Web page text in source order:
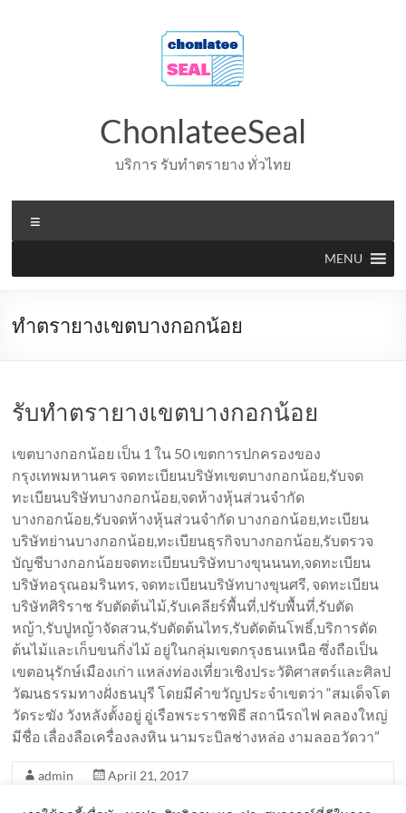
ChonlateeSeal
บริการ รับทำตรายาง ทั่วไทย
MENU
ทำตรายางเขตบางกอกน้อย
รับทำตรายางเขตบางกอกน้อย
เขตบางกอกน้อย เป็น 1 ใน 50 เขตการปกครองของ
กรุงเทพมหานคร จดทะเบียนบริษัทเขตบางกอกน้อย,รับจด
ทะเบียนบริษัทบางกอกน้อย,จดห้างหุ้นส่วนจำกัด
บางกอกน้อย,รับจดห้างหุ้นส่วนจำกัด บางกอกน้อย,ทะเบียน
บริษัทย่านบางกอกน้อย,ทะเบียนธุรกิจบางกอกน้อย,รับตรวจ
บัญชีบางกอกน้อยจดทะเบียนบริษัทบางขุนนนท,จดทะเบียน
บริษัทอรุณอมรินทร, จดทะเบียนบริษัทบางขุนศรี, จดทะเบียน
บริษัทศิริราช รับตัดต้นไม้,รับเคลียร์พื้นที่,ปรับพื้นที่,รับตัด
หญ้า,รับปูหญ้าจัดสวน,รับตัดต้นไทร,รับตัดต้นโพธิ์,บริการตัด
ต้นไม้และเก็บขนกิ่งไม้ อยู่ในกลุ่มเขตกรุงธนเหนือ ซึ่งถือเป็น
เขตอนุรักษ์เมืองเก่า แหล่งท่องเที่ยวเชิงประวัติศาสตร์และศิลป
วัฒนธรรมทางฝั่งธนบุรี โดยมีคำขวัญประจำเขตว่า “สมเด็จโต
วัดระฆัง วังหลังตั้งอยู่ อู่เรือพระราชพิธี สถานีรถไฟ คลองใหญ่
มีชื่อ เลื่องลือเครื่องลงหิน นามระบิลช่างหล่อ งามลออวัดวา”
admin
April 21, 2017
รับทำตรายาง50เขตในกรุงเทพ